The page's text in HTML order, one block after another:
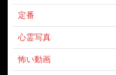
定番
心霊写真
怖い動画